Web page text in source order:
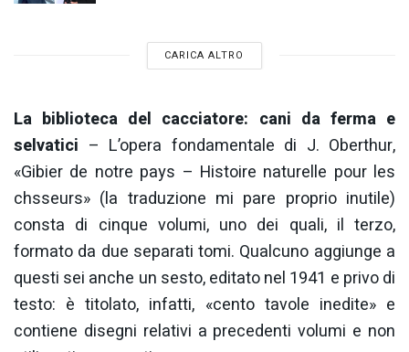
CARICA ALTRO
La biblioteca del cacciatore: cani da ferma e
selvatici – L’opera fondamentale di J. Oberthur,
«Gibier de notre pays – Histoire naturelle pour les
chsseurs» (la traduzione mi pare proprio inutile)
consta di cinque volumi, uno dei quali, il terzo,
formato da due separati tomi. Qualcuno aggiunge a
questi sei anche un sesto, editato nel 1941 e privo di
testo: è titolato, infatti, «cento tavole inedite» e
contiene disegni relativi a precedenti volumi e non